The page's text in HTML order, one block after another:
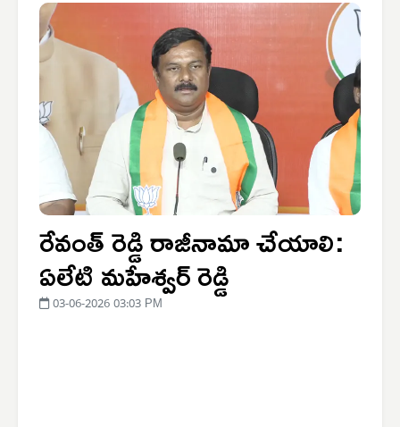
రేవంత్ రెడ్డి రాజీనామా చేయాలి:
ఏలేటి మహేశ్వర్ రెడ్డి
03-06-2026 03:03 PM